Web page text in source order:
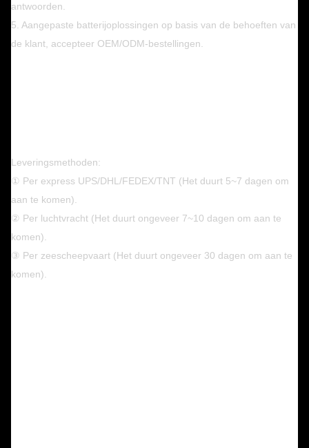
antwoorden.
5. Aangepaste batterijoplossingen op basis van de behoeften van
de klant, accepteer OEM/ODM-bestellingen.
Leveringsmethoden:
① Per express UPS/DHL/FEDEX/TNT (Het duurt 5~7 dagen om
aan te komen).
② Per luchtvracht (Het duurt ongeveer 7~10 dagen om aan te
komen).
③ Per zeescheepvaart (Het duurt ongeveer 30 dagen om aan te
komen).